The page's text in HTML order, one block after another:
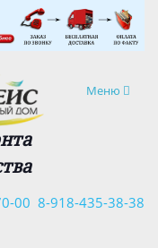
Навигация
Меню
8-918-435-38-38
00
×